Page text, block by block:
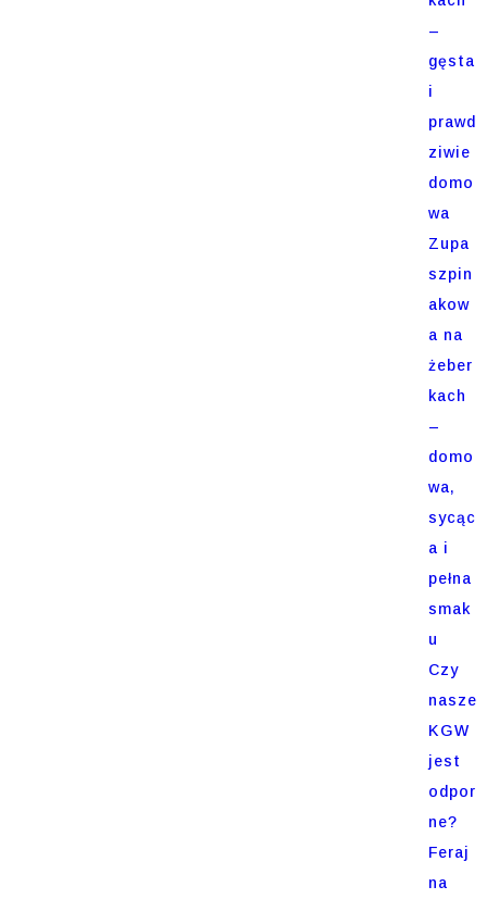
–
gęsta
i
prawd
ziwie
domo
wa
Zupa
szpin
akow
a na
żeber
kach
–
domo
wa,
sycąc
a i
pełna
smak
u
Czy
nasze
KGW
jest
odpor
ne?
Feraj
na